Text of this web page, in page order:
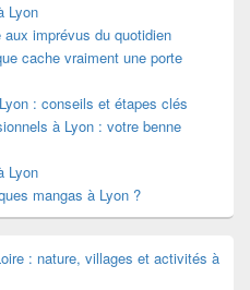
Lyon
imprévus du quotidien
cache vraiment une porte
: conseils et étapes clés
à Lyon : votre benne
Lyon
mangas à Lyon ?
: nature, villages et activités à